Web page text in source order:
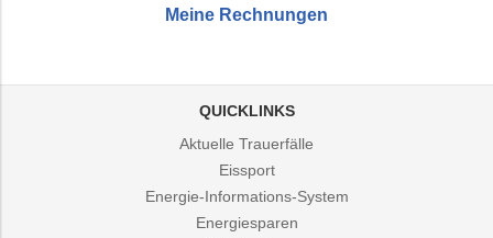
Meine Rechnungen
QUICKLINKS
Aktuelle Trauerfälle
Eissport
Energie-Informations-System
Energiesparen